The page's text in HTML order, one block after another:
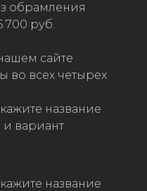
обрамления
700 руб.
сайте
во всех четырех
название
и вариант
название